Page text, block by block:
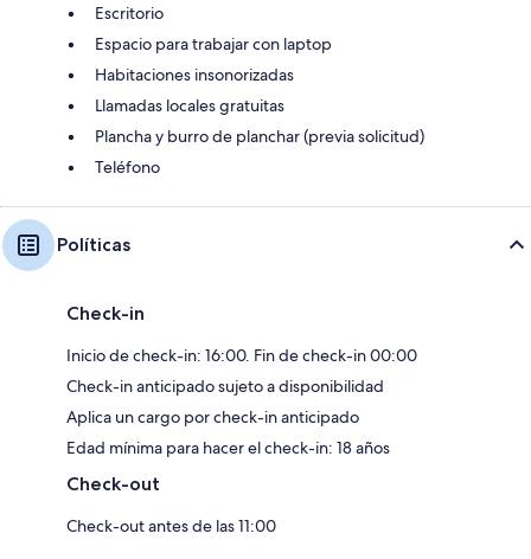
Escritorio
Espacio para trabajar con laptop
Habitaciones insonorizadas
Llamadas locales gratuitas
Plancha y burro de planchar (previa solicitud)
Teléfono
Políticas
Check-in
Inicio de check-in: 16:00. Fin de check-in 00:00
Check-in anticipado sujeto a disponibilidad
Aplica un cargo por check-in anticipado
Edad mínima para hacer el check-in: 18 años
Check-out
Check-out antes de las 11:00